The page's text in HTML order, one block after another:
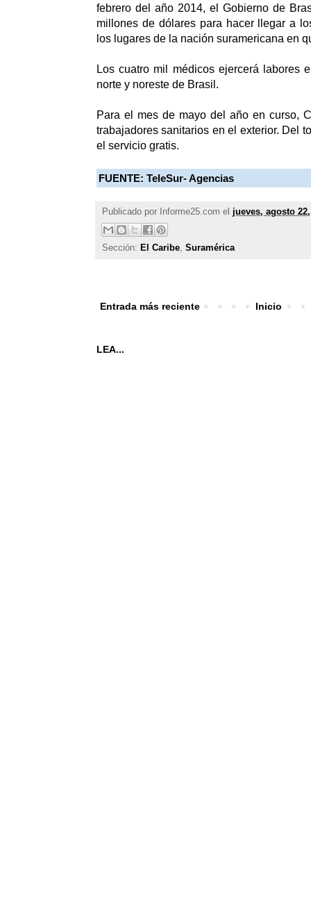
febrero del año 2014, el Gobierno de
millones de dólares para hacer llegar a
los lugares de la nación suramericana en
Los cuatro mil médicos ejercerá labores
norte y noreste de Brasil.
Para el mes de mayo del año en curso,
trabajadores sanitarios en el exterior. Del
el servicio gratis.
FUENTE: TeleSur- Agencias
Publicado por Informe25.com el jueves, agosto
Sección: El Caribe, Suramérica
Entrada más reciente Inicio
LEA...